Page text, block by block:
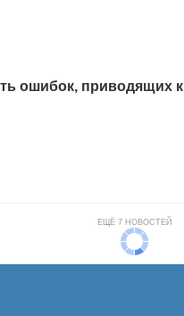
ошибок, приводящих
ЕЩЁ 7 НОВОСТЕЙ